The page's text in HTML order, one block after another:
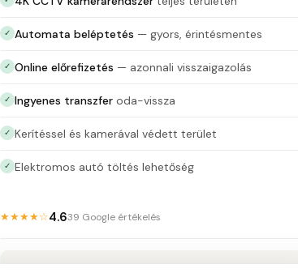
✓ Automata beléptetés — gyors, érintésmentes
✓ Online előrefizetés — azonnali visszaigazolás
✓ Ingyenes transzfer oda-vissza
✓ Kerítéssel és kamerával védett terület
✓ Elektromos autó töltés lehetőség
★★★★☆4.639 Google értékelés